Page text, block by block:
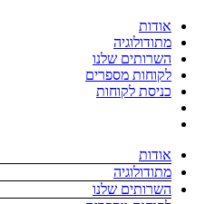
אודות
מתודולוגיה
השרותים שלנו
לקוחות מספרים
כניסת לקוחות
אודות
מתודולוגיה
השרותים שלנו